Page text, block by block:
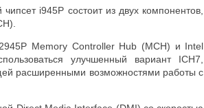
чипсет i945P состоит из двух компонентов,
P Memory Controller Hub (MCH) и Intel
улучшенный вариант ICH7,
расширенными возможностями работы с